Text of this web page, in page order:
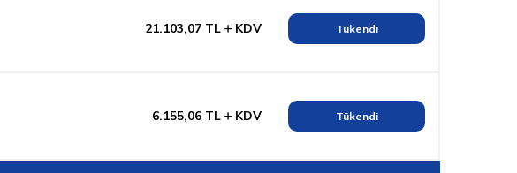
21.103,07 TL KDV Tükendi
6.155,06 TL KDV Tükendi